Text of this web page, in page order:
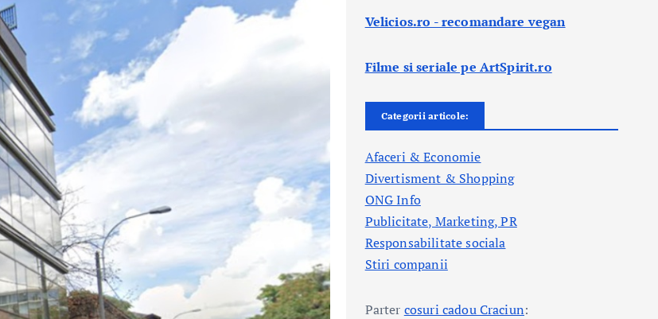
Velicios.ro - recomandare vegan
Filme si seriale pe ArtSpirit.ro
Categorii articole:
Afaceri & Economie
Divertisment & Shopping
ONG Info
Publicitate, Marketing, PR
Responsabilitate sociala
Stiri companii
Parter cosuri cadou Craciun: